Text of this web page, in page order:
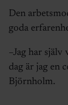
Den
goda
–Jag har själv
dag är jag en
Björnholm.